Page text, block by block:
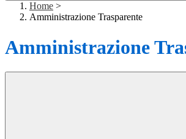
Home >
Amministrazione Trasparente
Amministrazione